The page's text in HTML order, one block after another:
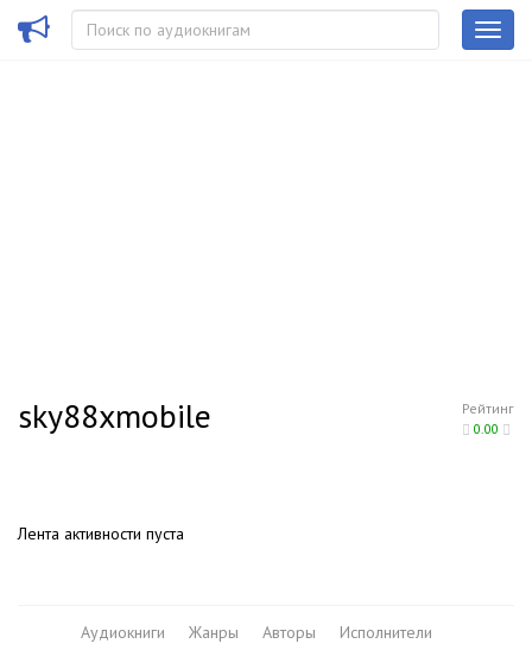
Рейтинг
0.00
sky88xmobile
Лента активности пуста
Аудиокниги Жанры Авторы
Исполнители